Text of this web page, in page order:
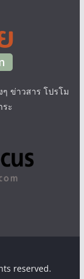
ๆ ข่าวสาร โปรโม
ะ
reserved.